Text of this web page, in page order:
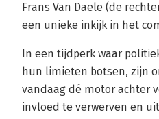
Frans Van Daele (de
een unieke inkijk in het
In een tijdperk waar
hun limieten botsen, zijn
vandaag dé motor achter
invloed te verwerven en